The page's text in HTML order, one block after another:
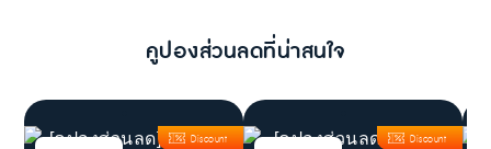
คูปองส่วนลดที่น่าสนใจ
Discount Discount